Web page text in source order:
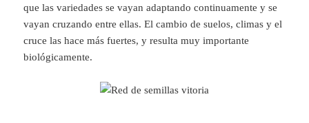
que las variedades se vayan adaptando continuamente y se
vayan cruzando entre ellas. El cambio de suelos, climas y el
cruce las hace más fuertes, y resulta muy importante
biológicamente.